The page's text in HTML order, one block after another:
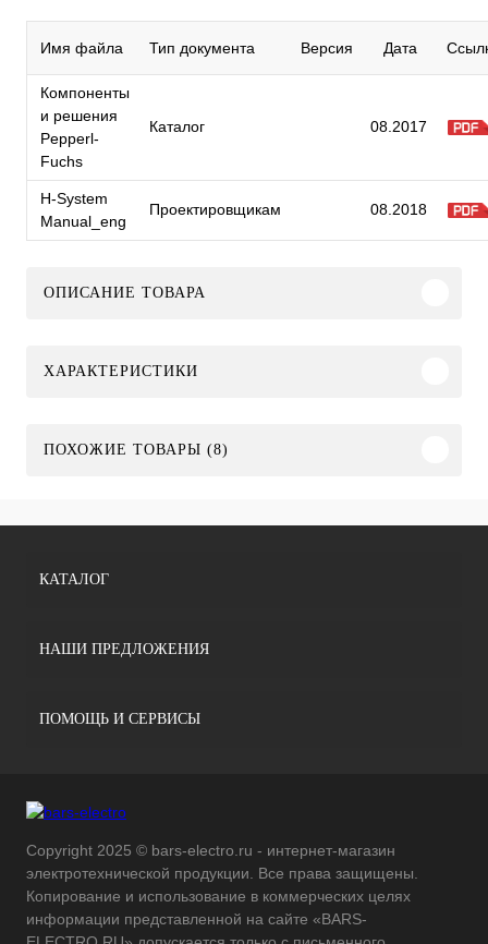
Имя файла Тип документа Версия Дата
Компоненты
и решения
Pepperl-
Fuchs
Каталог 08.2017
H-System
Manual_eng
Проектировщикам 08.2018
ОПИСАНИЕ ТОВАРА
ХАРАКТЕРИСТИКИ
ПОХОЖИЕ ТОВАРЫ (8)
КАТАЛОГ
НАШИ ПРЕДЛОЖЕНИЯ
ПОМОЩЬ И СЕРВИСЫ
Copyright 2025 © bars-electro.ru - интернет-магазин
электротехнической продукции. Все права защищены.
Копирование и использование в коммерческих целях
информации представленной на сайте «BARS-